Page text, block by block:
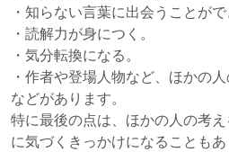
・知らない言葉に出会うことがで
・読解力が身につく。
・気分転換になる。
・作者や登場人物など、ほかの
などがあります。
特に最後の点は、ほかの人の考
に気づくきっかけになることもあ